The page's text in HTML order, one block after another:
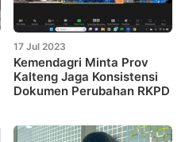
17 Jul 2023
Kemendagri Minta Prov
Kalteng Jaga Konsistensi
Dokumen Perubahan RKPD